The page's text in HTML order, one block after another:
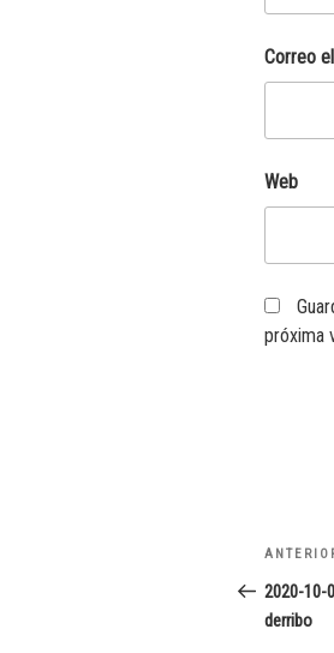
Correo
Web
próxima
de
Entrada
anterior:
2020-10-
derribo